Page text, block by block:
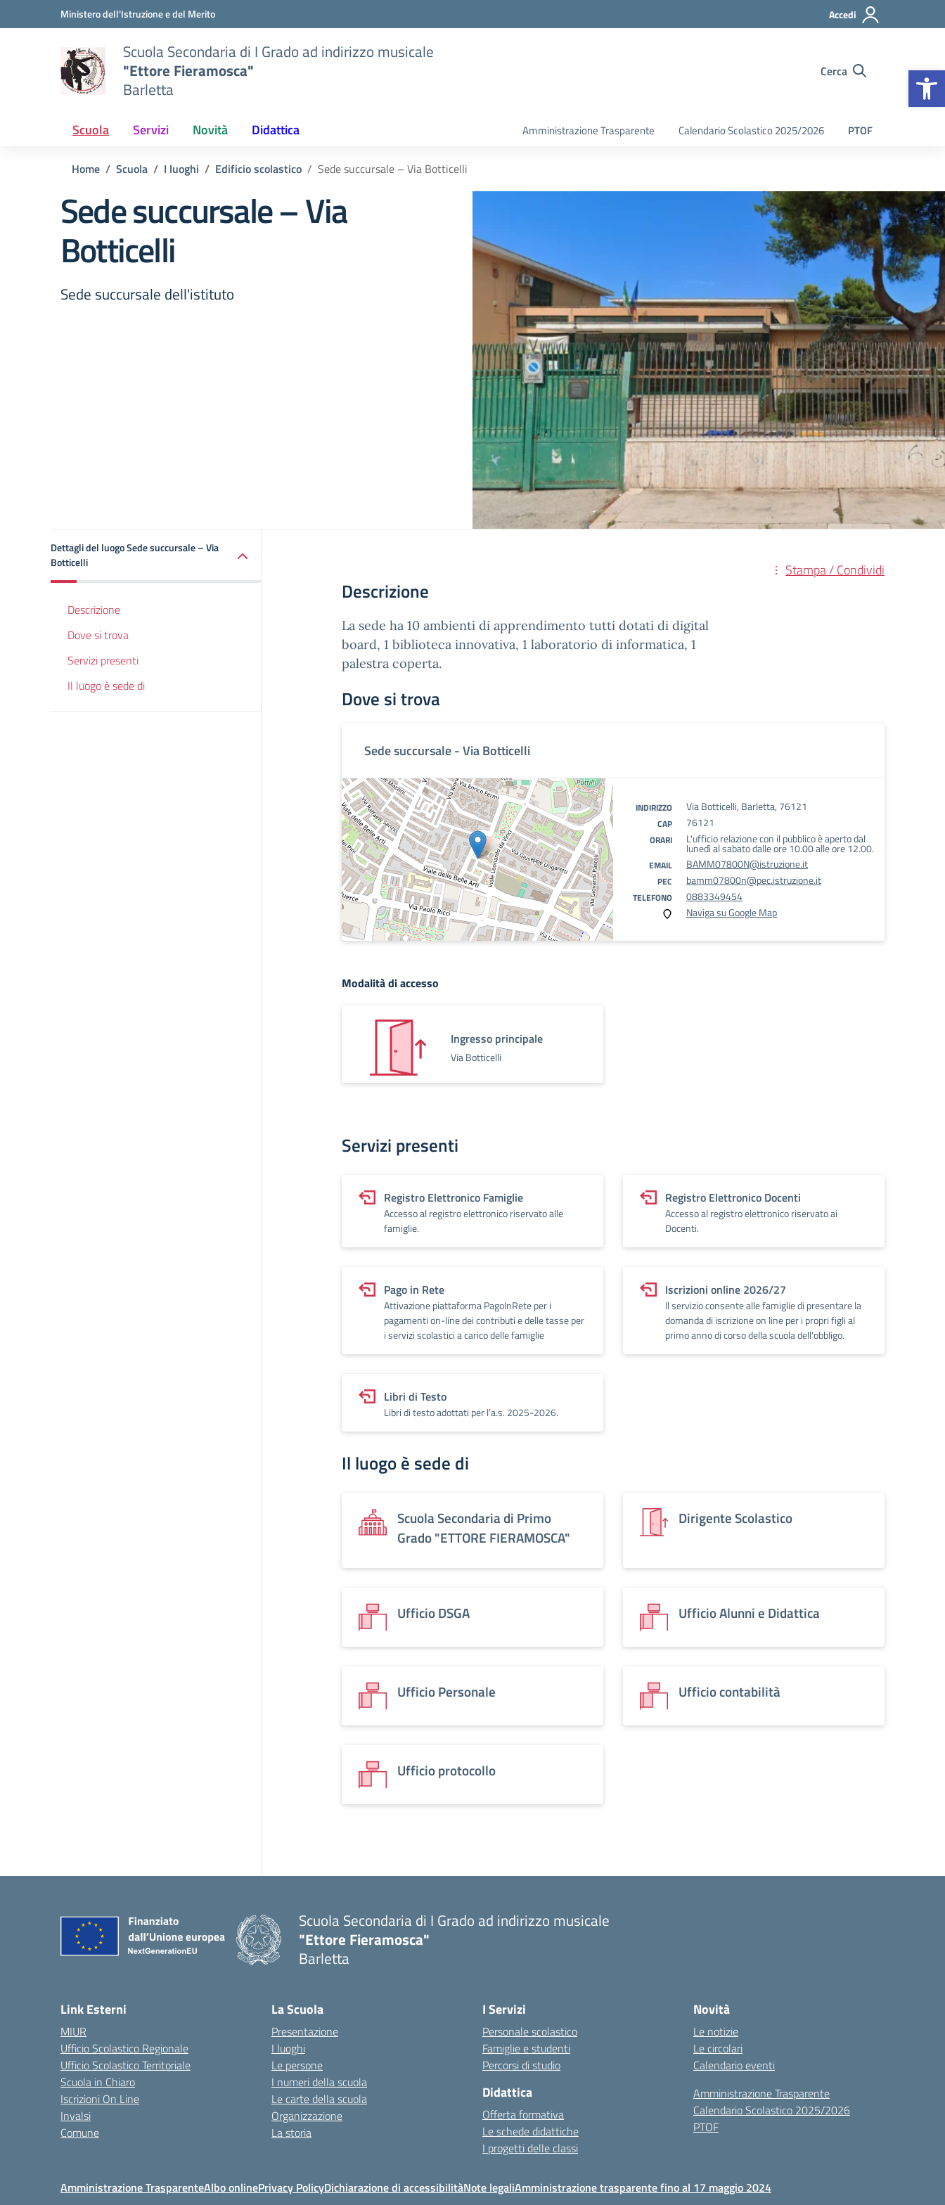
Vai ai contenuti
Vai al menu di navigazioneMinistero dell'Istruzione e del Merito Accedi
Scuola Secondaria di I Grado ad indirizzo musicale
"Ettore Fieramosca"
Barletta
Cerca
Scuola Servizi Novità Didattica Amministrazione Trasparente Calendario Scolastico 2025/2026 PTOF
Home Scuola I luoghi Edificio scolastico Sede succursale – Via Botticelli
Sede succursale – Via
Botticelli
Sede succursale dell'istituto
Dettagli del luogo Sede succursale – Via
Botticelli
Descrizione
Dove si trova
Servizi presenti
Il luogo è sede di
Stampa / Condividi
Descrizione
La sede ha 10 ambienti di apprendimento tutti dotati di digital
board, 1 biblioteca innovativa, 1 laboratorio di informatica, 1
palestra coperta.
Dove si trova
Sede succursale - Via Botticelli
INDIRIZZO Via Botticelli, Barletta, 76121
CAP 76121
ORARI L'ufficio relazione con il pubblico è aperto dal
lunedì al sabato dalle ore 10.00 alle ore 12.00.
EMAIL BAMM07800N@istruzione.it
PEC bamm07800n@pec.istruzione.it
TELEFONO
0883349454
Naviga su Google Map
Modalità di accesso
Ingresso principale
Via Botticelli
Servizi presenti
Registro Elettronico Famiglie
Accesso al registro elettronico riservato alle
famiglie.
Registro Elettronico Docenti
Accesso al registro elettronico riservato ai
Docenti.
Pago in Rete
Attivazione piattaforma PagoInRete per i
pagamenti on-line dei contributi e delle tasse per
i servizi scolastici a carico delle famiglie
Iscrizioni online 2026/27
Il servizio consente alle famiglie di presentare la
domanda di iscrizione on line per i propri figli al
primo anno di corso della scuola dell'obbligo.
Libri di Testo
Libri di testo adottati per l’a.s. 2025-2026.
Il luogo è sede di
Scuola Secondaria di Primo
Grado "ETTORE FIERAMOSCA"
Dirigente Scolastico
Ufficio DSGA Ufficio Alunni e Didattica
Ufficio Personale Ufficio contabilità
Ufficio protocollo
Scuola Secondaria di I Grado ad indirizzo musicale
"Ettore Fieramosca"
Barletta
Link Esterni
MIUR
Ufficio Scolastico Regionale
Ufficio Scolastico Territoriale
Scuola in Chiaro
Iscrizioni On Line
Invalsi
Comune
La Scuola
Presentazione
I luoghi
Le persone
I numeri della scuola
Le carte della scuola
Organizzazione
La storia
I Servizi
Personale scolastico
Famiglie e studenti
Percorsi di studio
Didattica
Offerta formativa
Le schede didattiche
I progetti delle classi
Novità
Le notizie
Le circolari
Calendario eventi
Amministrazione Trasparente
Calendario Scolastico 2025/2026
PTOF
Amministrazione TrasparenteAlbo onlinePrivacy PolicyDichiarazione di accessibilitàNote legaliAmministrazione trasparente fino al 17 maggio 2024